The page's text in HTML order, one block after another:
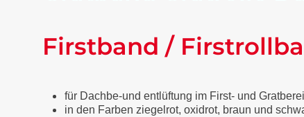
Firstband /
für Dachbe-und entlüftung im First- und
in den Farben ziegelrot, oxidrot, braun und